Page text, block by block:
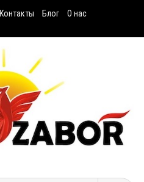
Контакты Блог
О нас